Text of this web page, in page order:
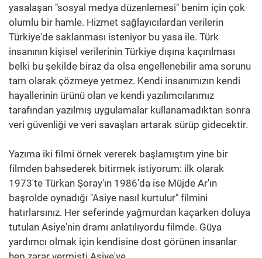
yasalaşan "sosyal medya düzenlemesi" benim için çok
olumlu bir hamle. Hizmet sağlayıcılardan verilerin
Türkiye'de saklanması isteniyor bu yasa ile. Türk
insanının kişisel verilerinin Türkiye dışına kaçırılması
belki bu şekilde biraz da olsa engellenebilir ama sorunu
tam olarak çözmeye yetmez. Kendi insanımızın kendi
hayallerinin ürünü olan ve kendi yazılımcılarımız
tarafından yazılmış uygulamalar kullanamadıktan sonra
veri güvenliği ve veri savaşları artarak sürüp gidecektir.
Yazıma iki filmi örnek vererek başlamıştım yine bir
filmden bahsederek bitirmek istiyorum: ilk olarak
1973'te Türkan Şoray'ın 1986'da ise Müjde Ar'ın
başrolde oynadığı "Asiye nasıl kurtulur" filmini
hatırlarsınız. Her seferinde yağmurdan kaçarken doluya
tutulan Asiye'nin dramı anlatılıyordu filmde. Güya
yardımcı olmak için kendisine dost görünen insanlar